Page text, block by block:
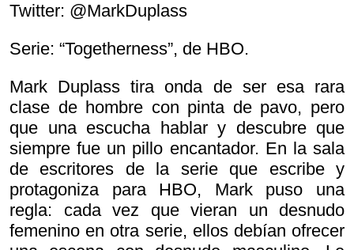
Twitter: @MarkDuplass
Serie: “Togetherness”, de HBO.
Mark Duplass tira onda de ser esa rara
clase de hombre con pinta de pavo, pero
que una escucha hablar y descubre que
siempre fue un pillo encantador. En la sala
de escritores de la serie que escribe y
protagoniza para HBO, Mark puso una
regla: cada vez que vieran un desnudo
femenino en otra serie, ellos debían ofrecer